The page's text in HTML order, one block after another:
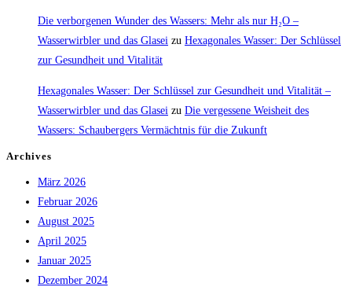
Die verborgenen Wunder des Wassers: Mehr als nur H₂O –
Wasserwirbler und das Glasei zu Hexagonales Wasser: Der Schlüssel
zur Gesundheit und Vitalität
Hexagonales Wasser: Der Schlüssel zur Gesundheit und Vitalität –
Wasserwirbler und das Glasei zu Die vergessene Weisheit des
Wassers: Schaubergers Vermächtnis für die Zukunft
Archives
März 2026
Februar 2026
August 2025
April 2025
Januar 2025
Dezember 2024